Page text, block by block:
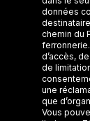
données
chemin du
d’accès,
de
une
que
Vous